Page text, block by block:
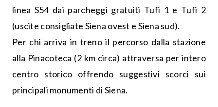
linea S54 dai parcheggi gratuiti Tufi 1 e Tufi 2
(uscite consigliate Siena ovest e Siena sud).
Per chi arriva in treno il percorso dalla stazione
alla Pinacoteca (2 km circa) attraversa per intero
centro storico offrendo suggestivi scorci sui
principali monumenti di Siena.